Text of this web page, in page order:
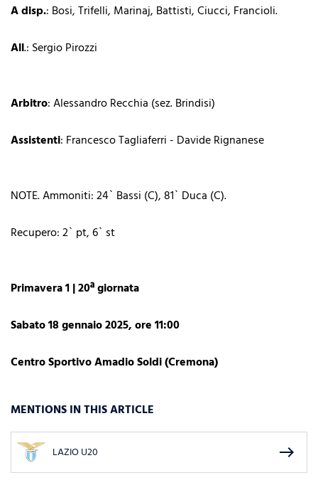
A disp.: Bosi, Trifelli, Marinaj, Battisti, Ciucci, Francioli.
All.: Sergio Pirozzi
Arbitro: Alessandro Recchia (sez. Brindisi)
Assistenti: Francesco Tagliaferri - Davide Rignanese
NOTE. Ammoniti: 24` Bassi (C), 81` Duca (C).
Recupero: 2` pt, 6` st
Primavera 1 | 20ª giornata
Sabato 18 gennaio 2025, ore 11:00
Centro Sportivo Amadio Soldi (Cremona)
MENTIONS IN THIS ARTICLE
LAZIO U20 east